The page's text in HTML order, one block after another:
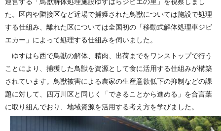
た。区内や隣接区など近場で捕獲された鳥獣については施設で処理
する仕組み、離れた区については全国初の「移動式解体処理車ジビ
エカー」によって処理する仕組みを伺いました。
ゆすはら西で鳥獣の解体、精肉、出荷までをワンストップで行う
ことにより、捕獲した鳥獣を資源として食に活用する仕組みが構築
されています。鳥獣被害による農家の生産意欲低下の抑制などの課
題に対して、四万川区と同じく「できることから進める」を合言葉
に取り組んでおり、地域資源を活用する考え方を学びました。